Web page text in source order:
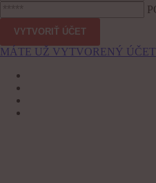
MÁTE UŽ VYTVORENÝ